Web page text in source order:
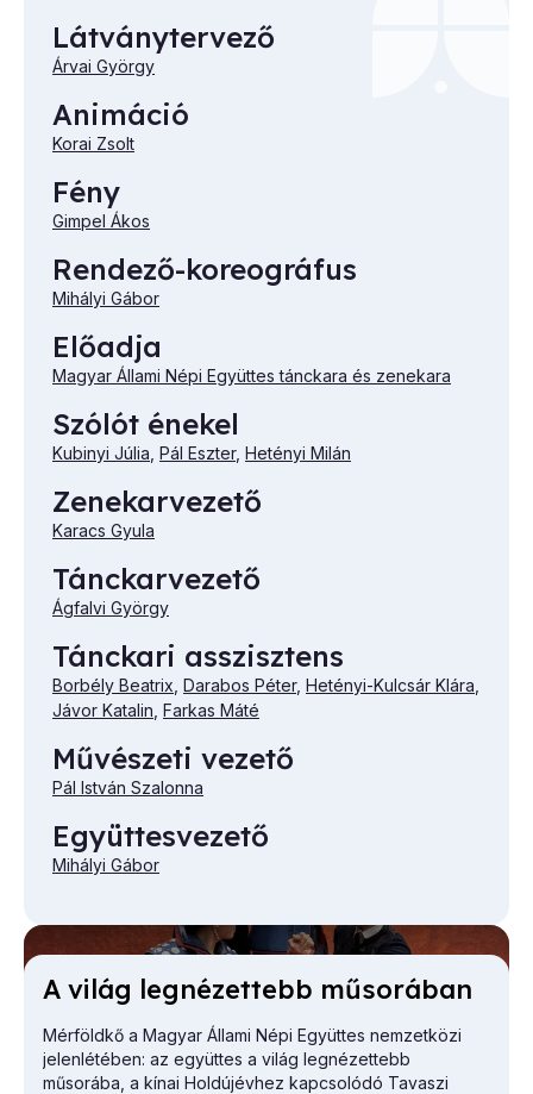
Látványtervező
Árvai György
Animáció
Korai Zsolt
Fény
Gimpel Ákos
Rendező-koreográfus
Mihályi Gábor
Előadja
Magyar Állami Népi Együttes tánckara és zenekara
Szólót énekel
Kubinyi Júlia Pál Eszter, Hetényi Milán
Zenekarvezető
Karacs Gyula
Tánckarvezető
Ágfalvi György
Tánckari asszisztens
Borbély Beatrix Darabos Péter, Hetényi-Kulcsár Klára
Jávor Katalin Farkas Máté
Művészeti vezető
Pál István Szalonna
Együttesvezető
Mihályi Gábor
A vi­lág leg­né­zet­tebb mű­so­rá­ban
Mérföldkő a Magyar Állami Népi Együttes nemzetközi
jelenlétében: az együttes a világ legnézettebb
műsorába, a kínai Holdújévhez kapcsolódó Tavaszi